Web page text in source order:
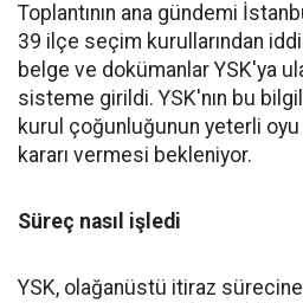
Toplantının ana gündemi
39 ilçe seçim kurullarından
belge ve dokümanlar YSK'ya
sisteme girildi. YSK'nın bu
kurul çoğunluğunun yeterli
kararı vermesi bekleniyor.
Süreç nasıl işledi
YSK, olağanüstü itiraz